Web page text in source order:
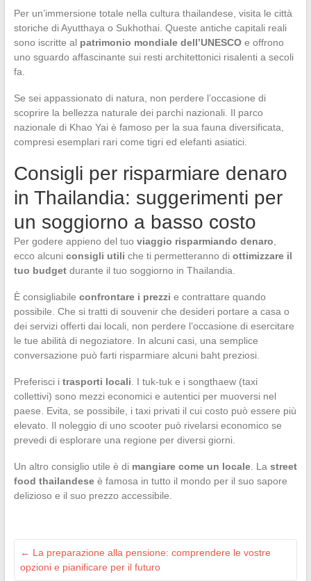
Per un’immersione totale nella cultura thailandese, visita le città
storiche di Ayutthaya o Sukhothai. Queste antiche capitali reali
sono iscritte al patrimonio mondiale dell’UNESCOe offrono
uno sguardo affascinante sui resti architettonici risalenti a secoli
fa.
Se sei appassionato di natura, non perdere l’occasione di
scoprire la bellezza naturale dei parchi nazionali. Il parco
nazionale di Khao Yai è famoso per la sua fauna diversificata,
compresi esemplari rari come tigri ed elefanti asiatici.
Consigli per risparmiare denaro
in Thailandia: suggerimenti per
un soggiorno a basso costo
Per godere appieno del tuo viaggio risparmiando denaro
ecco alcuni consigli utili che ti permetteranno di ottimizzare il
tuo budgetdurante il tuo soggiorno in Thailandia.
È consigliabile confrontare i prezzi e contrattare quando
possibile. Che si tratti di souvenir che desideri portare a casa o
dei servizi offerti dai locali, non perdere l’occasione di esercitare
le tue abilità di negoziatore. In alcuni casi, una semplice
conversazione può farti risparmiare alcuni baht preziosi.
Preferisci i trasporti locali . I tuk-tuk e i songthaew (taxi
collettivi) sono mezzi economici e autentici per muoversi nel
paese. Evita, se possibile, i taxi privati il cui costo può essere più
elevato. Il noleggio di uno scooter può rivelarsi economico se
prevedi di esplorare una regione per diversi giorni.
Un altro consiglio utile è di mangiare come un locale. La street
food thailandeseè famosa in tutto il mondo per il suo sapore
delizioso e il suo prezzo accessibile.
← La preparazione alla pensione: comprendere le vostre
opzioni e pianificare per il futuro